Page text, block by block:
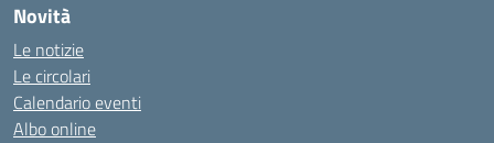
Novità
Le notizie
Le circolari
Calendario eventi
Albo online